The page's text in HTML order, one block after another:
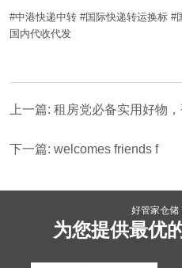
#中港快递中转#国际快递转运换标#
国内代收代发
上一篇: 租房党必备实用好物
下一篇: welcomes friends f
好管家仓储
为您提供最优